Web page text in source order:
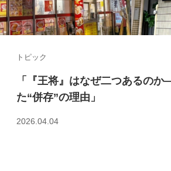
トピック
「『王将』はなぜ二つあるの
た“併存”の理由」
2026.04.04